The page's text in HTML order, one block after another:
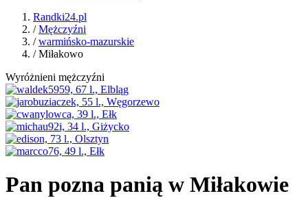
Randki24.pl
/Mężczyźni
/warmińsko-mazurskie
/ Miłakowo
Wyróżnieni mężczyźni
Pan pozna panią w Miłakowie